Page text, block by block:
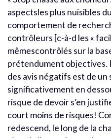
aspectsles plus nuisibles
comportement de
contrôleurs [c-à-d les «
mêmescontrôlés sur la
prétendument objectives.
des avis négatifs est de un
significativement en
risque de devoir s’en
court moins de risques!
redescend, le long de la